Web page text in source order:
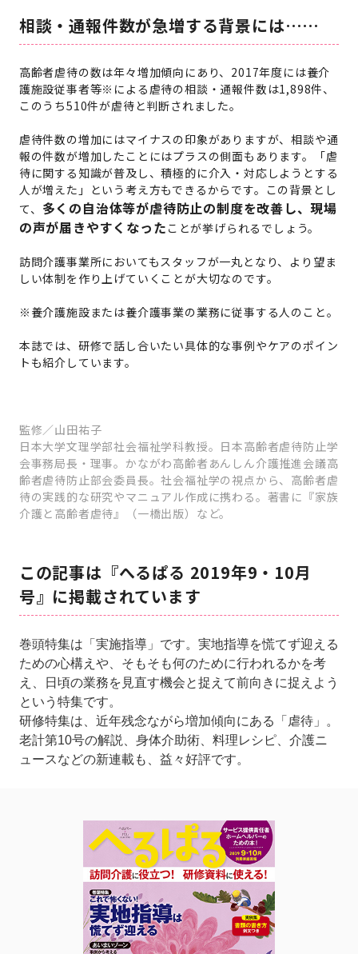
相談・通報件数が急増する背景には……
高齢者虐待の数は年々増加傾向にあり、2017年度には養介
護施設従事者等※による虐待の相談・通報件数は1,898件、
このうち510件が虐待と判断されました。
虐待件数の増加にはマイナスの印象がありますが、相談や通
報の件数が増加したことにはプラスの側面もあります。「虐
待に関する知識が普及し、積極的に介入・対応しようとする
人が増えた」という考え方もできるからです。この背景とし
て、 多くの自治体等が虐待防止の制度を改善し、現場
の声が届きやすくなった ことが挙げられるでしょう。
訪問介護事業所においてもスタッフが一丸となり、より望ま
しい体制を作り上げていくことが大切なのです。
※養介護施設または養介護事業の業務に従事する人のこと。
本誌では、研修で話し合いたい具体的な事例やケアのポイン
トも紹介しています。
監修／山田祐子
日本大学文理学部社会福祉学科教授。日本高齢者虐待防止学
会事務局長・理事。かながわ高齢者あんしん介護推進会議高
齢者虐待防止部会委員長。社会福祉学の視点から、高齢者虐
待の実践的な研究やマニュアル作成に携わる。著書に『家族
介護と高齢者虐待』（一橋出版）など。
この記事は『へるぱる 2019年9・10月
号』に掲載されています
巻頭特集は「実施指導」です。実地指導を慌てず迎える
ための心構えや、そもそも何のために行われるかを考
え、日頃の業務を見直す機会と捉えて前向きに捉えよう
という特集です。
研修特集は、近年残念ながら増加傾向にある「虐待」。
老計第10号の解説、身体介助術、料理レシピ、介護ニ
ュースなどの新連載も、益々好評です。